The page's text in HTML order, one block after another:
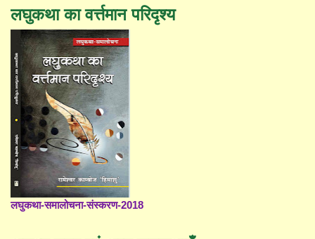
लघुकथा का वर्त्तमान परिदृश्य
लघुकथा-समालोचना-संस्करण-2018